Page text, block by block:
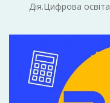
Дія.Цифрова освіта